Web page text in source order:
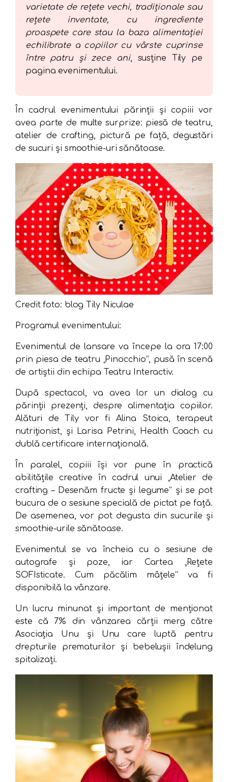
varietate de rețete vechi, tradiționale sau
rețete inventate, cu ingrediente
proaspete care stau la baza alimentației
echilibrate a copiilor cu vârste cuprinse
între patru și zece ani, susține Tily pe
pagina evenimentului.
În cadrul evenimentului părinții și copiii vor
avea parte de multe surprize: piesă de teatru,
atelier de crafting, pictură pe față, degustări
de sucuri și smoothie-uri sănătoase.
Credit foto: blog Tily Niculae
Programul evenimentului:
Evenimentul de lansare va începe la ora 17:00
prin piesa de teatru „Pinocchio”, pusă în scenă
de artiștii din echipa Teatru Interactiv.
După spectacol, va avea lor un dialog cu
părinții prezenți, despre alimentația copiilor.
Alături de Tily vor fi Alina Stoica, terapeut
nutriționist, și Larisa Petrini, Health Coach cu
dublă certificare internațională.
În paralel, copiii își vor pune în practică
abilitățile creative în cadrul unui „Atelier de
crafting – Desenăm fructe și legume” și se pot
bucura de o sesiune specială de pictat pe față.
De asemenea, vor pot degusta din sucurile și
smoothie-urile sănătoase.
Evenimentul se va încheia cu o sesiune de
autografe și poze, iar Cartea „Rețete
SOFIsticate. Cum păcălim mâțele” va fi
disponibilă la vânzare.
Un lucru minunat și important de menționat
este că 7% din vânzarea cărții merg către
Asociația Unu și Unu care luptă pentru
drepturile prematurilor și bebelușii îndelung
spitalizați.